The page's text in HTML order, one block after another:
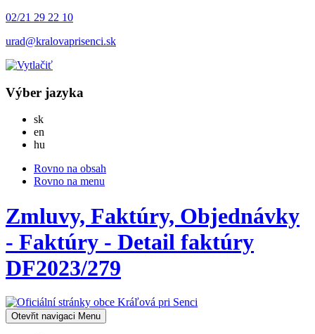
02/21 29 22 10
urad@kralovaprisenci.sk
Výber jazyka
skSlovensky
en
hu
Rovno na obsah
Rovno na menu
Zmluvy, Faktúry, Objednávky
- Faktúry - Detail faktúry
DF2023/279
Otevřit navigaci Menu